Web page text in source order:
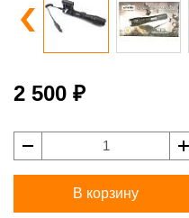
2 500 ₽
В корзину